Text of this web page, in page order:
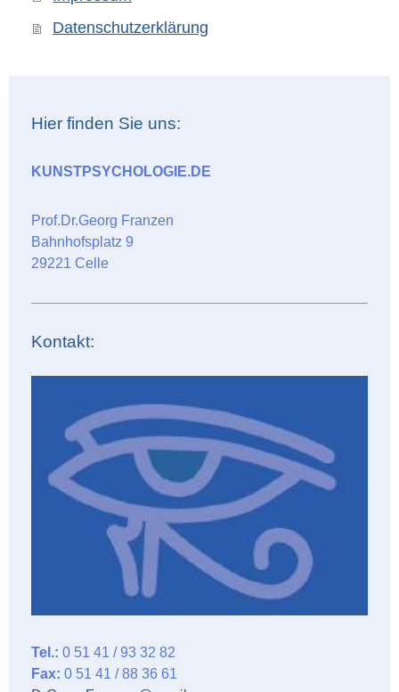
Datenschutzerklärung
Hier finden Sie uns:
KUNSTPSYCHOLOGIE.DE
Prof.Dr.Georg Franzen
Bahnhofsplatz 9
29221 Celle
Kontakt:
Tel.: 0 51 41 / 93 32 82
Fax: 0 51 41 / 88 36 61